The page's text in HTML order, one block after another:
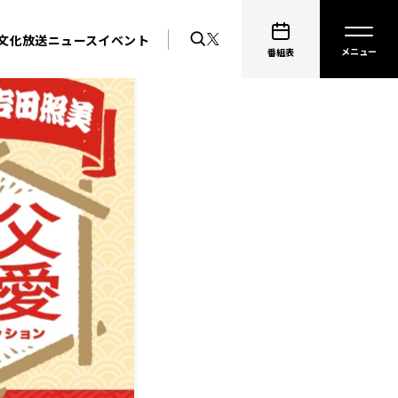
化放送ニュースイベント
番組表